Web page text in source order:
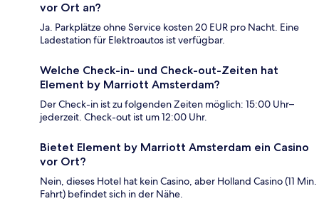
vor Ort an?
Ja. Parkplätze ohne Service kosten 20 EUR pro Nacht. Eine
Ladestation für Elektroautos ist verfügbar.
Welche Check-in- und Check-out-Zeiten hat
Element by Marriott Amsterdam?
Der Check-in ist zu folgenden Zeiten möglich: 15:00 Uhr–
jederzeit. Check-out ist um 12:00 Uhr.
Bietet Element by Marriott Amsterdam ein Casino
vor Ort?
Nein, dieses Hotel hat kein Casino, aber Holland Casino (11 Min.
Fahrt) befindet sich in der Nähe.